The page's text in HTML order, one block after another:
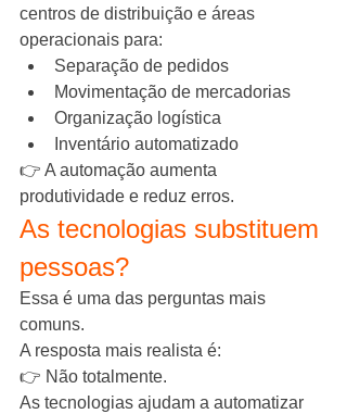
centros de distribuição e áreas
operacionais para:
Separação de pedidos
Movimentação de mercadorias
Organização logística
Inventário automatizado
👉 A automação aumenta
produtividade e reduz erros.
As tecnologias substituem
pessoas?
Essa é uma das perguntas mais
comuns.
A resposta mais realista é:
👉 Não totalmente.
As tecnologias ajudam a automatizar